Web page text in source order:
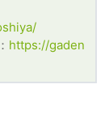
https://gaden